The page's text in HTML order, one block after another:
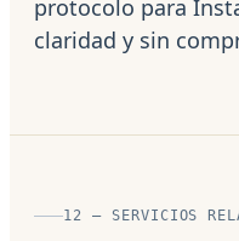
protocolo para
claridad y sin
12 — SERVICIOS